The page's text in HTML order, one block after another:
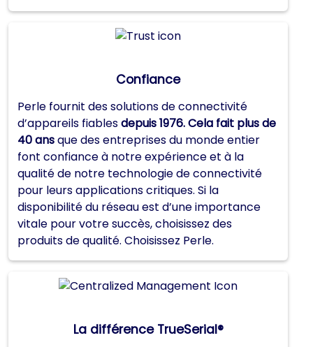
Confiance
Perle fournit des solutions de connectivité
d’appareils fiablesdepuis 1976. Cela fait plus de
40 ansque des entreprises du monde entier
font confiance à notre expérience et à la
qualité de notre technologie de connectivité
pour leurs applications critiques. Si la
disponibilité du réseau est d’une importance
vitale pour votre succès, choisissez des
produits de qualité. Choisissez Perle.
La différence TrueSerial®